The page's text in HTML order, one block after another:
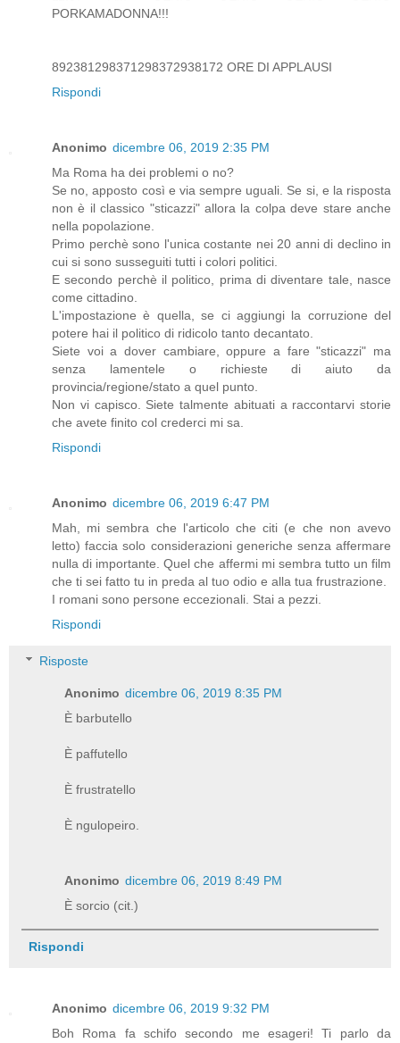
PORKAMADONNA!!!
892381298371298372938172 ORE DI APPLAUSI
Rispondi
Anonimo dicembre 06, 2019 2:35 PM
Ma Roma ha dei problemi o no?
Se no, apposto così e via sempre uguali. Se si, e la risposta
non è il classico "sticazzi" allora la colpa deve stare anche
nella popolazione.
Primo perchè sono l'unica costante nei 20 anni di declino in
cui si sono susseguiti tutti i colori politici.
E secondo perchè il politico, prima di diventare tale, nasce
come cittadino.
L'impostazione è quella, se ci aggiungi la corruzione del
potere hai il politico di ridicolo tanto decantato.
Siete voi a dover cambiare, oppure a fare "sticazzi" ma
senza lamentele o richieste di aiuto da
provincia/regione/stato a quel punto.
Non vi capisco. Siete talmente abituati a raccontarvi storie
che avete finito col crederci mi sa.
Rispondi
Anonimo dicembre 06, 2019 6:47 PM
Mah, mi sembra che l'articolo che citi (e che non avevo
letto) faccia solo considerazioni generiche senza affermare
nulla di importante. Quel che affermi mi sembra tutto un film
che ti sei fatto tu in preda al tuo odio e alla tua frustrazione.
I romani sono persone eccezionali. Stai a pezzi.
Rispondi
Risposte
Anonimo dicembre 06, 2019 8:35 PM
È barbutello
È paffutello
È frustratello
È ngulopeiro.
Anonimo dicembre 06, 2019 8:49 PM
È sorcio (cit.)
Rispondi
Anonimo dicembre 06, 2019 9:32 PM
Boh Roma fa schifo secondo me esageri! Ti parlo da